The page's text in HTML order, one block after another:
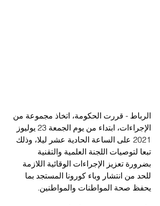
الرباط - قررت الحكومة، اتخاذ مجموعة من
الإجراءات، ابتداء من يوم الجمعة 23 يوليوز
2021 على الساعة الحادية عشر ليلا، وذلك
تبعا لتوصيات اللجنة العلمية والتقنية
بضرورة تعزيز الإجراءات الوقائية اللازمة
للحد من انتشار وباء كورونا المستجد بما
يحفظ صحة المواطنات والمواطنين.